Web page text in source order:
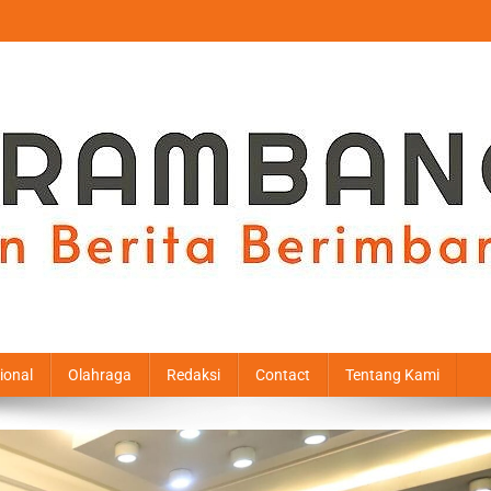
Olahraga Redaksi Contact Tentang Kami